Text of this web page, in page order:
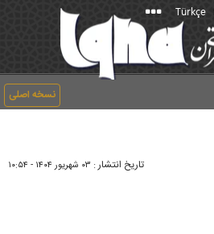
Türkçe
نسخه اصلی
تاریخ انتشار : ۰۳ شهريور ۱۴۰۴ - ۱۰:۵۴